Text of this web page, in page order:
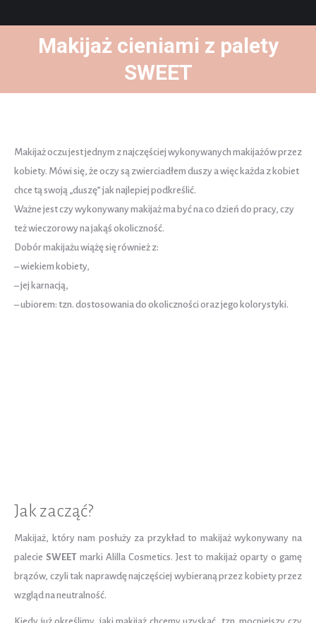
Makijaż cieniami z palety
SWEET
Makijaż oczu jest jednym z najczęściej wykonywanych makijażów przez
kobiety. Mówi się, że oczy są zwierciadłem duszy a więc każda z kobiet
chce tą swoją „duszę” jak najlepiej podkreślić.
Ważne jest czy wykonywany makijaż ma być na co dzień do pracy, czy
też wieczorowy na jakąś okoliczność.
Dobór makijażu wiążę się również z:
– wiekiem kobiety,
– jej karnacją,
– ubiorem: tzn. dostosowania do okoliczności oraz jego kolorystyki.
Jak zacząć?
Makijaż, który nam posłuży za przykład to makijaż wykonywany na
palecie SWEET marki Alilla Cosmetics. Jest to makijaż oparty o gamę
brązów, czyli tak naprawdę najczęściej wybieraną przez kobiety przez
wzgląd na neutralność.